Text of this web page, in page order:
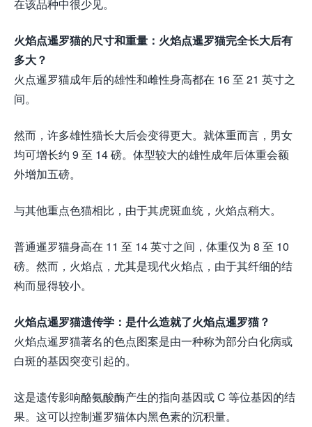
在该品种中很少见。
火焰点暹罗猫的尺寸和重量：火焰点暹罗猫完全长大后有
多大？
火点暹罗猫成年后的雄性和雌性身高都在 16 至 21 英寸之
间。
然而，许多雄性猫长大后会变得更大。就体重而言，男女
均可增长约 9 至 14 磅。体型较大的雄性成年后体重会额
外增加五磅。
与其他重点色猫相比，由于其虎斑血统，火焰点稍大。
普通暹罗猫身高在 11 至 14 英寸之间，体重仅为 8 至 10
磅。然而，火焰点，尤其是现代火焰点，由于其纤细的结
构而显得较小。
火焰点暹罗猫遗传学：是什么造就了火焰点暹罗猫？
火焰点暹罗猫著名的色点图案是由一种称为部分白化病或
白斑的基因突变引起的。
这是遗传影响酪氨酸酶产生的指向基因或 C 等位基因的结
果。这可以控制暹罗猫体内黑色素的沉积量。